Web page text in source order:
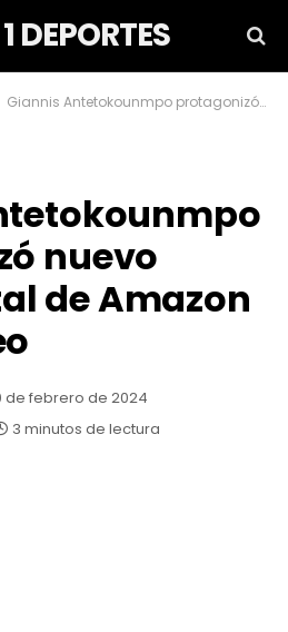
1 DEPORTES
Giannis Antetokounmpo protagonizó nuevo documental de Amazon Prime Video
nuevo
de Amazon
de febrero de 2024
3 minutos de lectura